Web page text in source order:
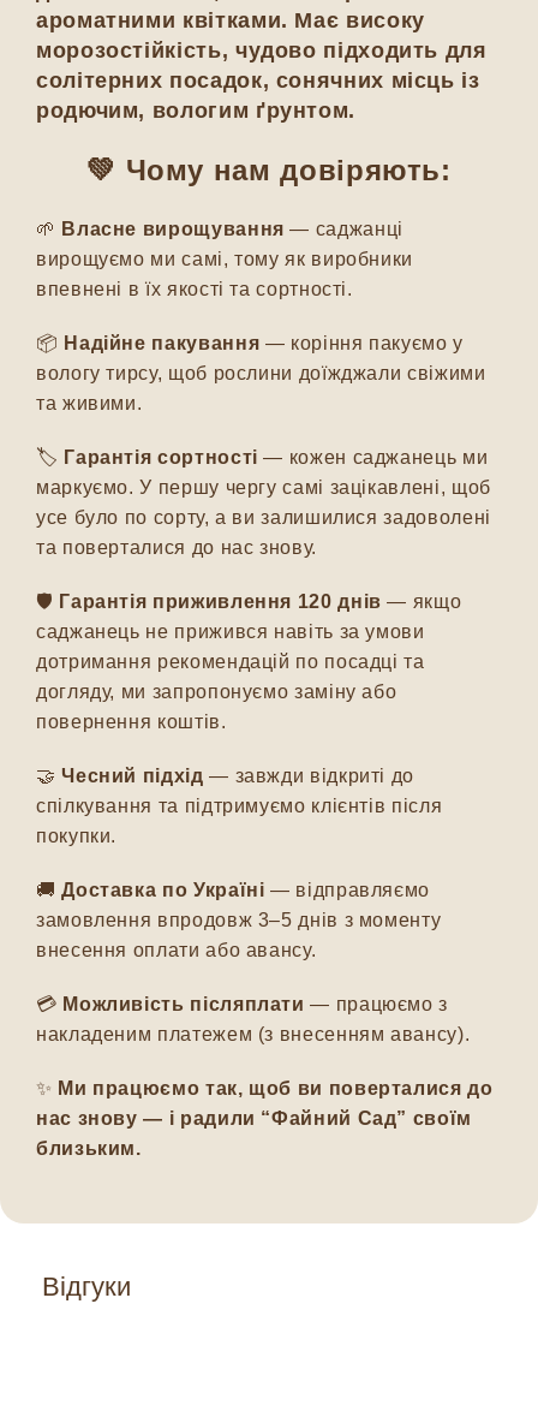
Відгуки
ароматними квітками. Має високу
морозостійкість, чудово підходить для
солітерних посадок, сонячних місць із
родючим, вологим ґрунтом.
💚 Чому нам довіряють:
🌱 Власне вирощування — саджанці
вирощуємо ми самі, тому як виробники
впевнені в їх якості та сортності.
📦 Надійне пакування — коріння пакуємо у
вологу тирсу, щоб рослини доїжджали свіжими
та живими.
🏷️ Гарантія сортності — кожен саджанець ми
маркуємо. У першу чергу самі зацікавлені, щоб
усе було по сорту, а ви залишилися задоволені
та поверталися до нас знову.
🛡️ Гарантія приживлення 120 днів — якщо
саджанець не прижився навіть за умови
дотримання рекомендацій по посадці та
догляду, ми запропонуємо заміну або
повернення коштів.
🤝Чесний підхід — завжди відкриті до
спілкування та підтримуємо клієнтів після
покупки.
🚚Доставка по Україні — відправляємо
замовлення впродовж 3–5 днів з моменту
внесення оплати або авансу.
💳 Можливість післяплати — працюємо з
накладеним платежем (з внесенням авансу).
✨ Ми працюємо так, щоб ви поверталися до
нас знову — і радили “Файний Сад” своїм
близьким.